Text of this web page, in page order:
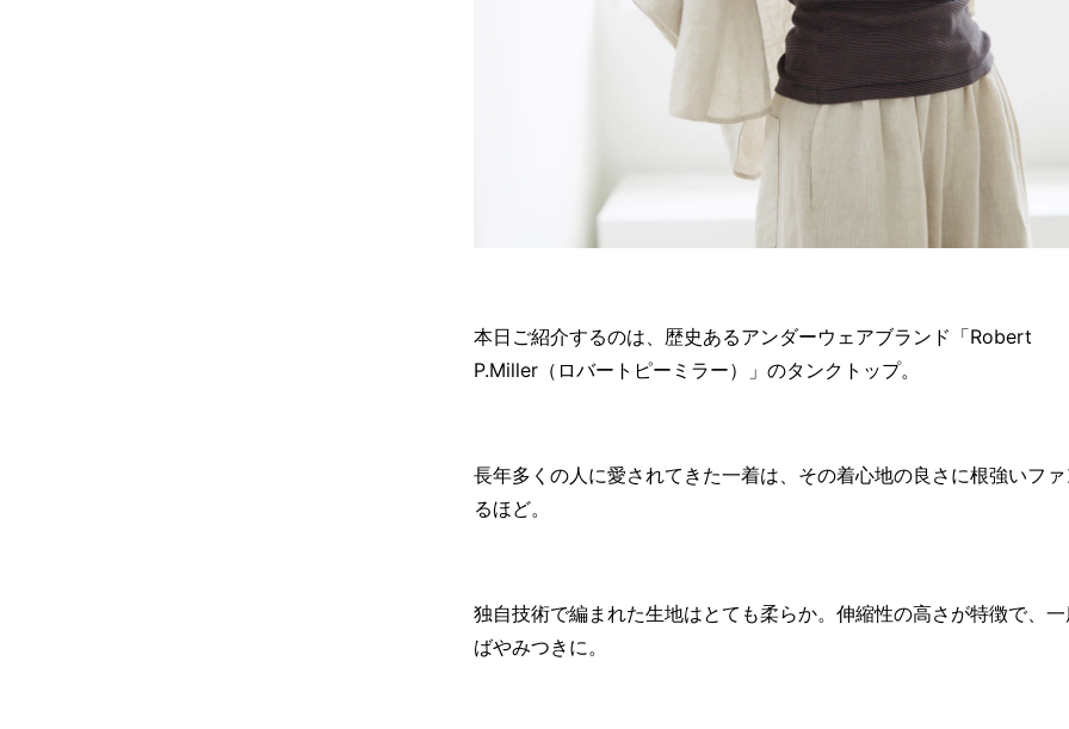
本日ご紹介するのは、歴史あるアンダーウェアブランド「Robert
P.Miller（ロバートピーミラー）」のタンクトップ。
長年多くの人に愛されてきた一着は、その着心地の良さに根強いフ
るほど。
独自技術で編まれた生地はとても柔らか。伸縮性の高さが特徴で、
ばやみつきに。